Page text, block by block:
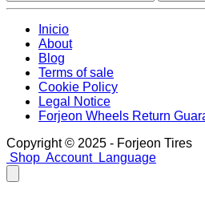
Inicio
About
Blog
Terms of sale
Cookie Policy
Legal Notice
Forjeon Wheels Return
Copyright © 2025 - Forjeon Tires
Shop Account Language